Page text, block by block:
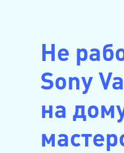
Не
Sony
на